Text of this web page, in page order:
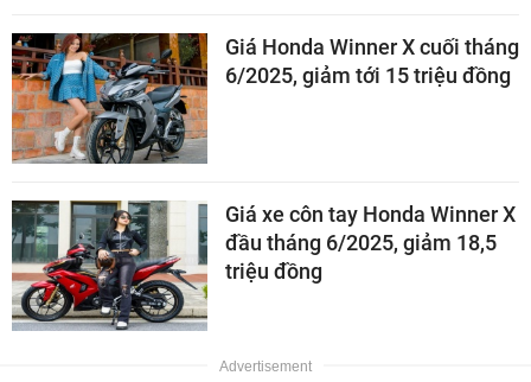
Giá Honda Winner X cuối tháng
6/2025, giảm tới 15 triệu đồng
Giá xe côn tay Honda Winner X
đầu tháng 6/2025, giảm 18,5
triệu đồng